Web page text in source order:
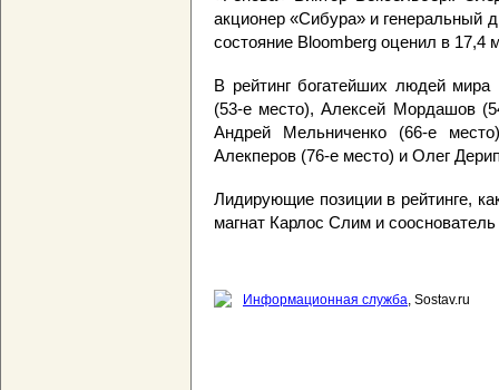
акционер «Сибура» и генеральный
состояние Bloomberg оценил в 17,4
В рейтинг богатейших людей
(53-е место), Алексей Мордашов
Андрей Мельниченко (66-е
Алекперов (76-е место) и Олег
Лидирующие позиции в рейтинге,
магнат Карлос Слим и
Информационная служба, Sostav.ru